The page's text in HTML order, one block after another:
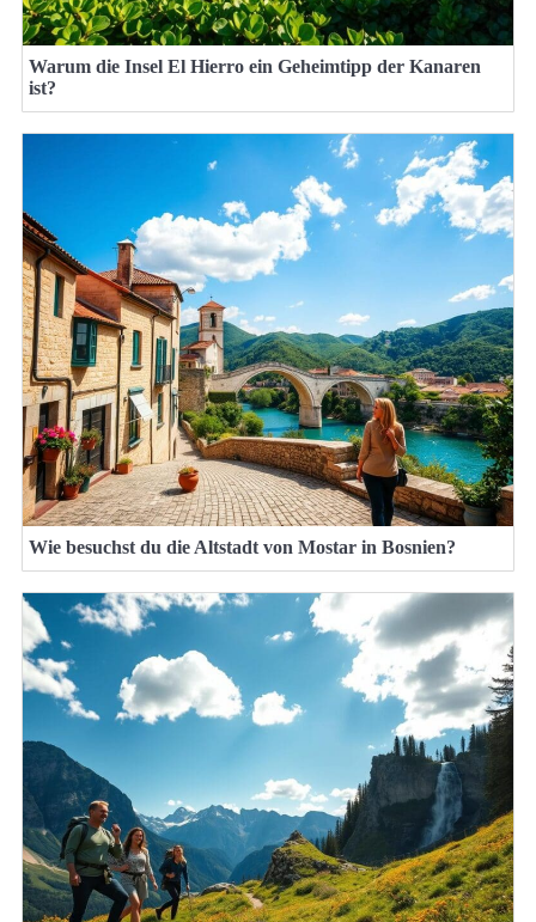
Warum die Insel El Hierro ein Geheimtipp der Kanaren
ist?
Wie besuchst du die Altstadt von Mostar in Bosnien?